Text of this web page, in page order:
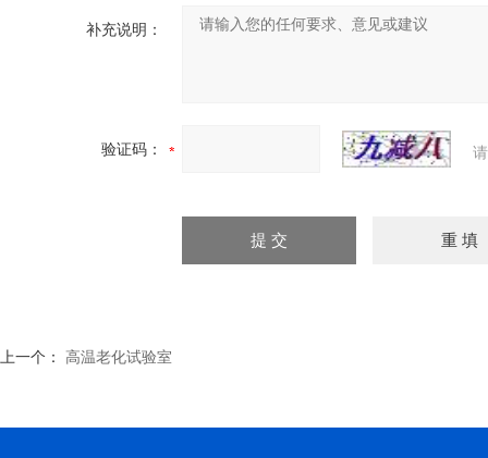
补充说明：
验证码：
上一个： 高温老化试验室